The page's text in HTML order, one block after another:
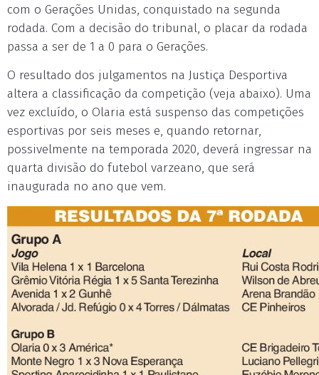
com o Gerações Unidas, conquistado na segunda
rodada. Com a decisão do tribunal, o placar da rodada
passa a ser de 1 a 0 para o Gerações.
O resultado dos julgamentos na Justiça Desportiva
altera a classificação da competição (veja abaixo). Uma
vez excluído, o Olaria está suspenso das competições
esportivas por seis meses e, quando retornar,
possivelmente na temporada 2020, deverá ingressar na
quarta divisão do futebol varzeano, que será
inaugurada no ano que vem.